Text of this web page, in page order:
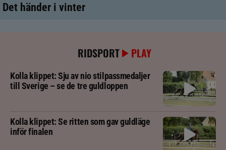
Det händer i vinter
RIDSPORT PLAY
Kolla klippet: Sju av nio stilpassmedaljer
till Sverige – se de tre guldloppen
Kolla klippet: Se ritten som gav guldläge
inför finalen